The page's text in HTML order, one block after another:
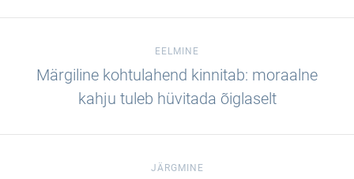
EELMINE
Märgiline kohtulahend kinnitab: moraalne
kahju tuleb hüvitada õiglaselt
JÄRGMINE